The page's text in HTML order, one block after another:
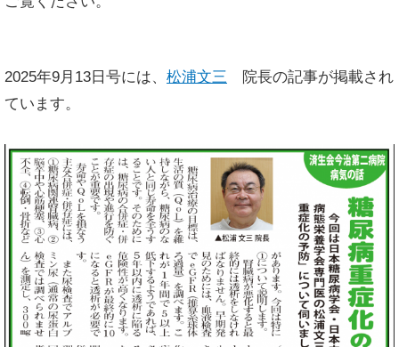
2025年9月13日号には、 松浦文三 院長の記事が掲載され
ています。